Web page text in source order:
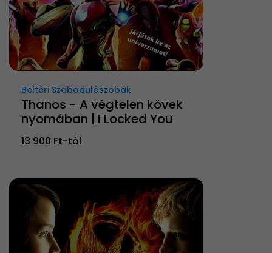
Beltéri Szabadulószobák
Thanos - A végtelen kövek
nyomában | I Locked You
13 900 Ft-tól